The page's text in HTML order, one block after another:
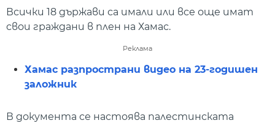
Всички 18 държави са имали или все още имат
свои граждани в плен на Хамас.
Реклама
Хамас разпространи видео на 23-годишен
заложник
В документа се настоява палестинската